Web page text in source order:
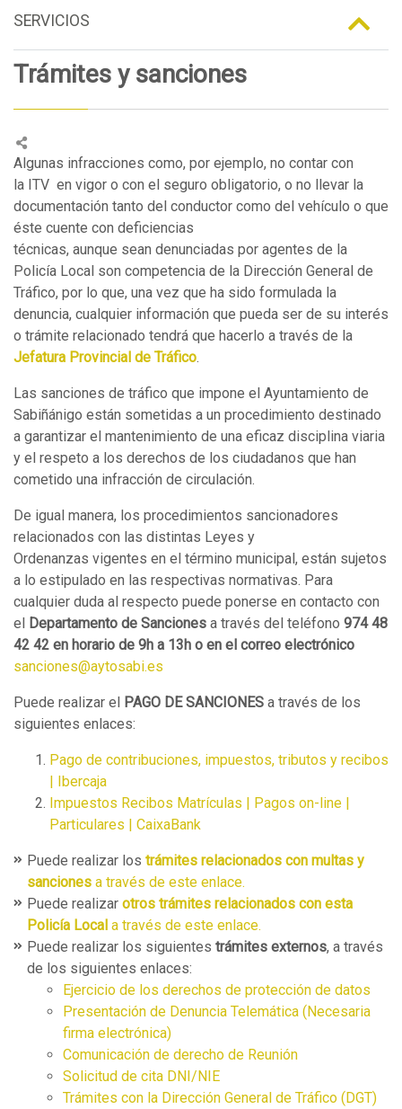
SERVICIOS
Trámites y sanciones
Algunas infracciones como, por ejemplo, no contar con
la ITV en vigor o con el seguro obligatorio, o no llevar la
documentación tanto del conductor como del vehículo o que
éste cuente con deficiencias
técnicas, aunque sean denunciadas por agentes de la
Policía Local son competencia de la Dirección General de
Tráfico, por lo que, una vez que ha sido formulada la
denuncia, cualquier información que pueda ser de su interés
o trámite relacionado tendrá que hacerlo a través de la
Jefatura Provincial de Tráfico
Las sanciones de tráfico que impone el Ayuntamiento de
Sabiñánigo están sometidas a un procedimiento destinado
a garantizar el mantenimiento de una eficaz disciplina viaria
y el respeto a los derechos de los ciudadanos que han
cometido una infracción de circulación.
De igual manera, los procedimientos sancionadores
relacionados con las distintas Leyes y
Ordenanzas vigentes en el término municipal, están sujetos
a lo estipulado en las respectivas normativas. Para
cualquier duda al respecto puede ponerse en contacto con
el Departamento de Sanciones a través del teléfono 974 48
42 42 en horario de 9h a 13h o en el correo electrónico
sanciones@aytosabi.es
Puede realizar el PAGO DE SANCIONES a través de los
siguientes enlaces:
Pago de contribuciones, impuestos, tributos y recibos
| Ibercaja
Impuestos Recibos Matrículas | Pagos on-line |
Particulares | CaixaBank
Puede realizar los trámites relacionados con multas y
sanciones a través de este enlace.
Puede realizar otros trámites relacionados con esta
Policía Local a través de este enlace.
Puede realizar los siguientes trámites externos, a través
de los siguientes enlaces:
Ejercicio de los derechos de protección de datos
Presentación de Denuncia Telemática (Necesaria
firma electrónica)
Comunicación de derecho de Reunión
Solicitud de cita DNI/NIE
Trámites con la Dirección General de Tráfico (DGT)